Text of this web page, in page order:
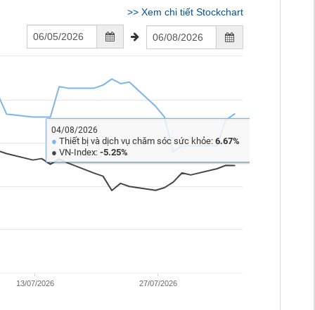
>> Xem chi tiết Stockchart
13/07/2026 27/07/2026
04/08/2026
● Thiết bị và dịch vụ chăm sóc sức khỏe:6.67%
● VN-Index:-5.25%